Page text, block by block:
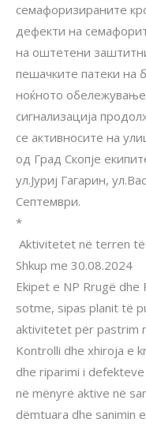
семафоризираните
дефекти на
на оштетени
пешачките патеки на
ноќното
сигнализација
се активносите на
од Град Скопје
ул.Јуриј Гагарин,
Септември.
*
Aktivitetet në terren të
Shkup me 30.08.2024
Ekipet e NP Rrugë dhe
sotme, sipas planit të
aktivitetet për pastrim
Kontrolli dhe xhiroja e
dhe riparimi i
në mënyrë aktive në
dëmtuara dhe sanimin